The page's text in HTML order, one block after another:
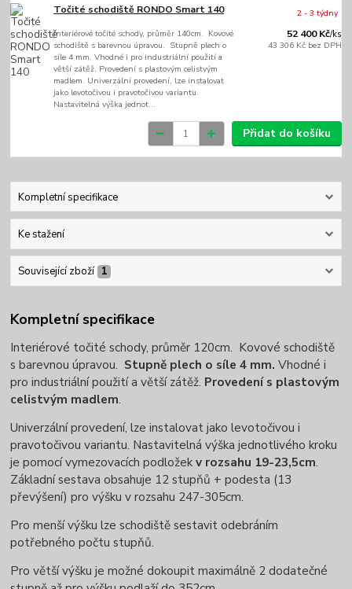
Točité schodiště RONDO Smart 140
Interiérové točité schody, průměr 140cm. Kovové
schodiště s barevnou úpravou. Stupně plech o
síle 4 mm. Vhodné i pro industriální použití a
větší zátěž. Provedení s plastovým celistvým
madlem. Univerzální provedení, lze instalovat
jako levotočivou i pravotočivou variantu.
Nastavitelná výška jednot...
52 400 Kč/ks
43 306 Kč bez DPH
2 - 3 týdny
Přidat do košíku
Kompletní specifikace
Ke stažení
Související zboží 1
Kompletní specifikace
Interiérové točité schody, průměr 120cm. Kovové schodiště
s barevnou úpravou. Stupně plech o síle 4 mm. Vhodné i
pro industriální použití a větší zátěž. Provedení s plastovým
celistvým madlem.
Univerzální provedení, lze instalovat jako levotočivou i
pravotočivou variantu. Nastavitelná výška jednotlivého kroku
je pomocí vymezovacích podložekv rozsahu 19-23,5cm.
Základní sestava obsahuje 12 stupňů + podesta (13
převýšení) pro výšku v rozsahu 247-305cm.
Pro menší výšku lze schodiště sestavit odebráním
potřebného počtu stupňů.
Pro větší výšku je možné dokoupit maximálně 2 dodatečné